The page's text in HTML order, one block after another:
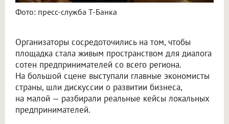
Фото: пресс-служба Т-Банка
Организаторы сосредоточились на том, чтобы
площадка стала живым пространством для диалога
сотен предпринимателей со всего региона.
На большой сцене выступали главные экономисты
страны, шли дискуссии о развитии бизнеса,
на малой — разбирали реальные кейсы локальных
предпринимателей.